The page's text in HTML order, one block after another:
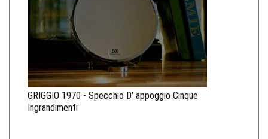
GRIGGIO 1970 - Specchio D' appoggio Cinque
Ingrandimenti